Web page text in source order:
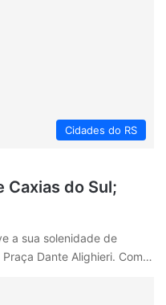
Cidades do RS
Caxias do Sul;
a sua solenidade de
Dante Alighieri. Com…